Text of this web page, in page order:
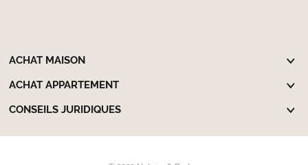
ACHAT MAISON
ACHAT APPARTEMENT
CONSEILS JURIDIQUES